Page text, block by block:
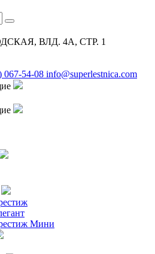
ВЛД. 4А, СТР. 1
067-54-08 info@superlestnica.com
Мини